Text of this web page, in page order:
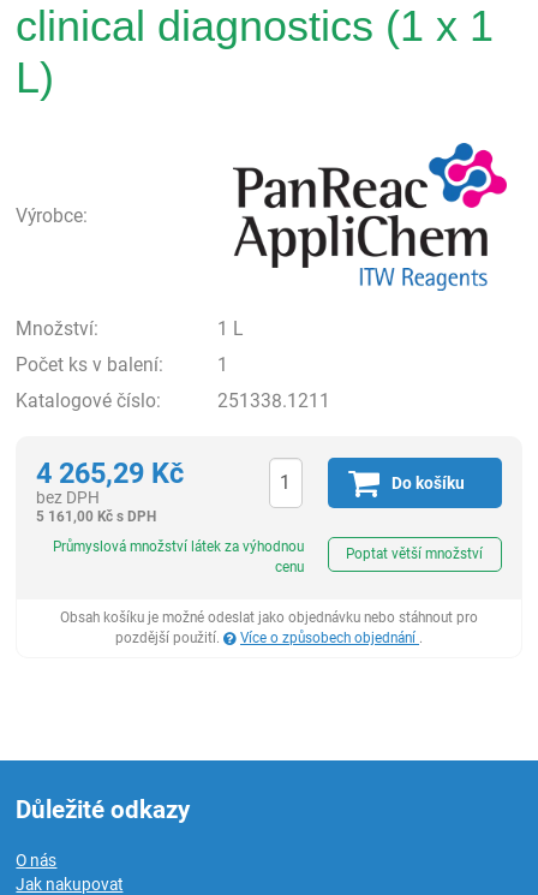
clinical diagnostics (1 x 1
L)
Výrobce:
Množství:
1 L
Počet ks v balení:
1
Katalogové číslo:
251338.1211
4 265,29 Kč
bez DPH
5 161,00Kč s DPH
Do košíku
Průmyslová množství látek za výhodnou
cenu
Poptat větší množství
Obsah košíku je možné odeslat jako objednávku nebo stáhnout pro
pozdější použití.
Více o způsobech objednání .
Důležité odkazy
O nás
Jak nakupovat